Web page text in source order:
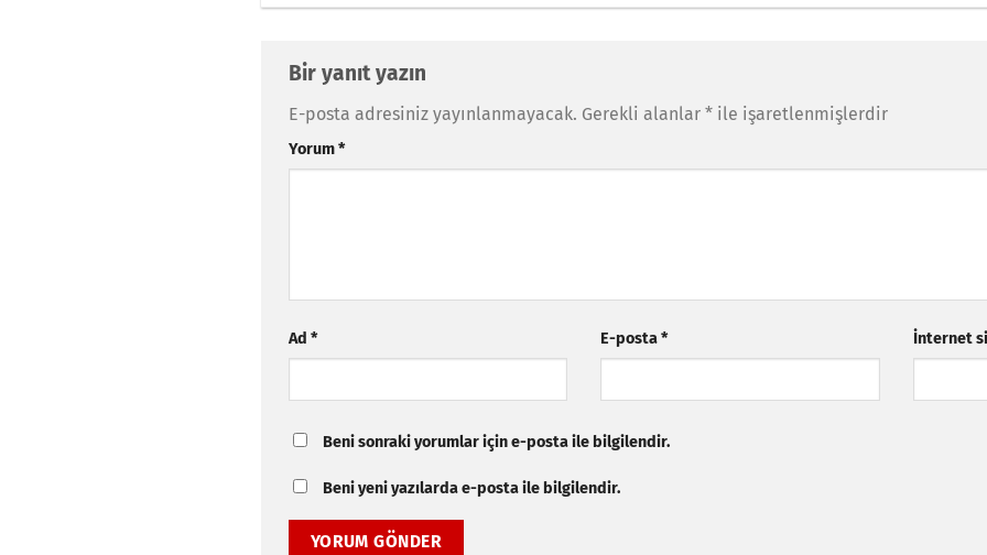
Bir yanıt yazın
E-posta adresiniz yayınlanmayacak. Gerekli alanlar * ile işaretlenmişlerdir
Yorum*
Ad * E-posta* İnternet
Beni sonraki yorumlar için e-posta ile bilgilendir.
Beni yeni yazılarda e-posta ile bilgilendir.